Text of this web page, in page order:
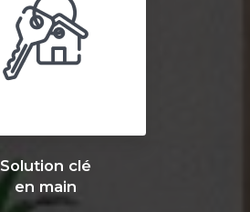
Solution clé
en main